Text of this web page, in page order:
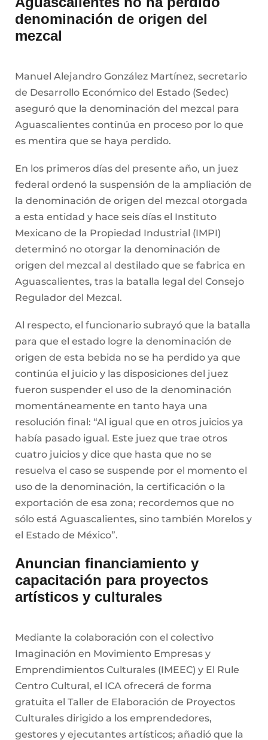
denominación de origen del
mezcal
Manuel Alejandro González Martínez, secretario
de Desarrollo Económico del Estado (Sedec)
aseguró que la denominación del mezcal para
Aguascalientes continúa en proceso por lo que
es mentira que se haya perdido.
En los primeros días del presente año, un juez
federal ordenó la suspensión de la ampliación de
la denominación de origen del mezcal otorgada
a esta entidad y hace seis días el Instituto
Mexicano de la Propiedad Industrial (IMPI)
determinó no otorgar la denominación de
origen del mezcal al destilado que se fabrica en
Aguascalientes, tras la batalla legal del Consejo
Regulador del Mezcal.
Al respecto, el funcionario subrayó que la batalla
para que el estado logre la denominación de
origen de esta bebida no se ha perdido ya que
continúa el juicio y las disposiciones del juez
fueron suspender el uso de la denominación
momentáneamente en tanto haya una
resolución final: “Al igual que en otros juicios ya
había pasado igual. Este juez que trae otros
cuatro juicios y dice que hasta que no se
resuelva el caso se suspende por el momento el
uso de la denominación, la certificación o la
exportación de esa zona; recordemos que no
sólo está Aguascalientes, sino también Morelos y
el Estado de México”.
Anuncian financiamiento y
capacitación para proyectos
artísticos y culturales
Mediante la colaboración con el colectivo
Imaginación en Movimiento Empresas y
Emprendimientos Culturales (IMEEC) y El Rule
Centro Cultural, el ICA ofrecerá de forma
gratuita el Taller de Elaboración de Proyectos
Culturales dirigido a los emprendedores,
gestores y ejecutantes artísticos; añadió que la